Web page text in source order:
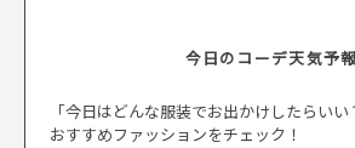
今日のコーデ天気予報
「今日はどんな服装でお出かけしたらい
おすすめファッションをチェック！